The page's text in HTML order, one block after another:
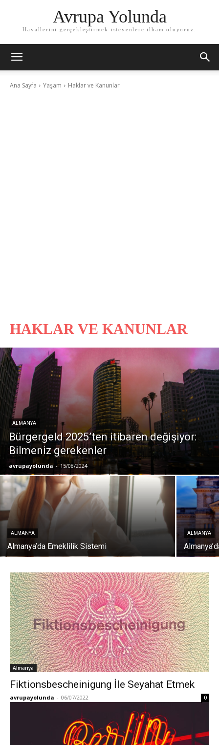
Avrupa Yolunda
Hayallerini gerçekleştirmek isteyenlere ilham oluyoruz.
Ana Sayfa Yaşam Haklar ve Kanunlar
HAKLAR VE KANUNLAR
ALMANYA
Bürgergeld 2025’ten itibaren değişiyor:
Bilmeniz gerekenler
avrupayolunda - 15/08/2024
ALMANYA
Almanya’da Emeklilik Sistemi
ALMANYA
Almanya
Fiktionsbescheinigung İle Seyahat Etmek
avrupayolunda - 06/07/2022 0